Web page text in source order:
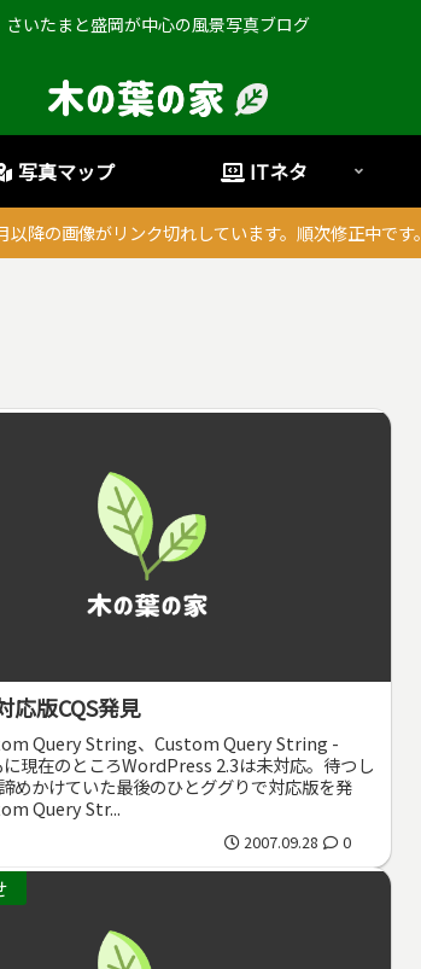
さいたまと盛岡が中心の風景写真ブログ
写真マップ ITネタ
降の画像がリンク切れしています。順次修正中です。
応版CQS発見
Query String、Custom Query String -
現在のところWordPress 2.3は未対応。待つし
めかけていた最後のひとググりで対応版を発
Query Str...
2007.09.28 0